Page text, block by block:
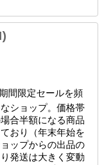
間限定セールを頻
ショップ。価格帯
合半額になる商品
おり（年末年始を
ップからの出品の
発送は大きく変動